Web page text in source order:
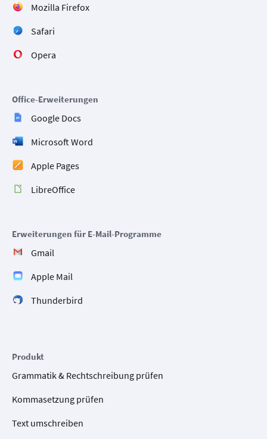
Mozilla Firefox
Safari
Opera
Office-Erweiterungen
Google Docs
Microsoft Word
Apple Pages
LibreOffice
Erweiterungen für E-Mail-Programme
Gmail
Apple Mail
Thunderbird
Produkt
Grammatik & Rechtschreibung prüfen
Kommasetzung prüfen
Text umschreiben